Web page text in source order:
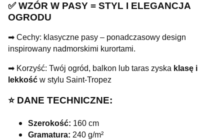
✅ WZÓR W PASY = STYL I ELEGANCJA
OGRODU
➡ Cechy: klasyczne pasy – ponadczasowy design
inspirowany nadmorskimi kurortami.
➡ Korzyść: Twój ogród, balkon lub taras zyska klasę i
lekkość w stylu Saint-Tropez
⭐️ DANE TECHNICZNE:
Szerokość: 160 cm
Gramatura: 240 g/m²